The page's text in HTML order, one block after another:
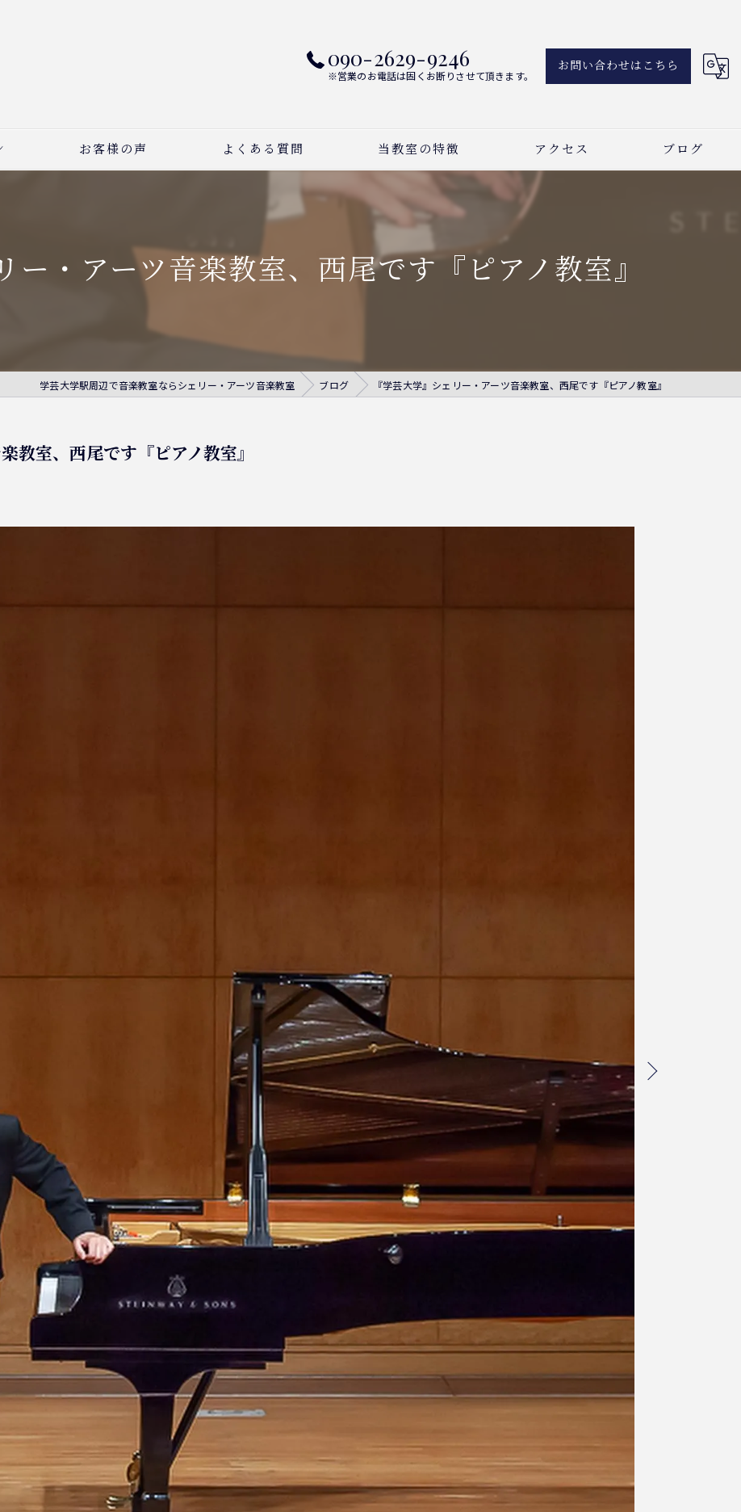
090-2629-9246
※営業のお電話は固くお断りさせて頂きます。
お問い合わせはこちら
お客様の声 よくある質問 当教室の特徴
ピアノ
作曲
アクセス ブログ
ー・アーツ音楽教室、西尾です『ピアノ教室』
学芸大学駅周辺で音楽教室ならシェリー・アーツ音楽教室 ブログ 『学芸大学』シェリー・アーツ音楽教室、西尾です『ピアノ教室』
教室、西尾です『ピアノ教室』